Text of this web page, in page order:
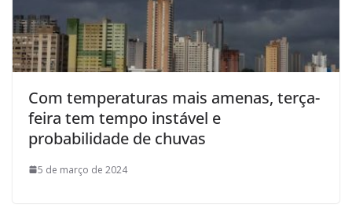
Com temperaturas mais amenas, terça-
feira tem tempo instável e
probabilidade de chuvas
5 de março de 2024